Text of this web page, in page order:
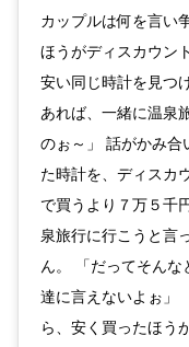
カップルは何を言い
ほうがディスカウン
安い同じ時計を見つ
あれば、一緒に温泉
のぉ～」 話がかみ
た時計を、ディスカ
で買うより７万５千
泉旅行に行こうと言
ん。 「だってそん
達に言えないよぉ」
ら、安く買ったほう